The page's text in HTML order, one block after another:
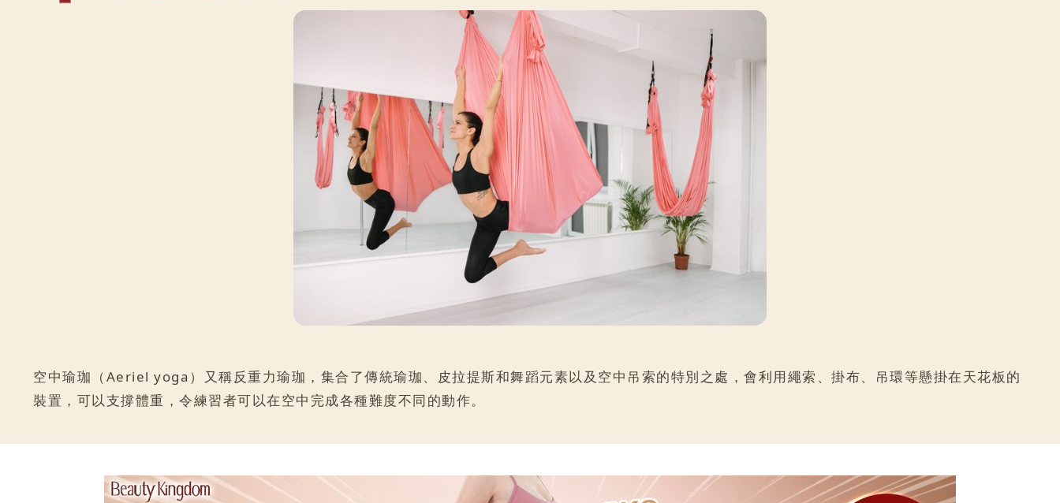
空中瑜珈（Aeriel yoga）又稱反重力瑜珈，集合了傳統瑜珈、皮拉提斯和舞蹈元素以及空中吊索的特別之處，會利用繩索、掛布、吊環等懸掛在天花板的
裝置，可以支撐體重，令練習者可以在空中完成各種難度不同的動作。